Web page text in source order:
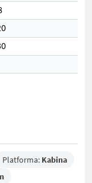
Platforma: Kabina